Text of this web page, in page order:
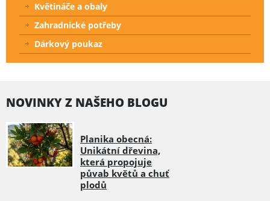
Květináče a obaly
Zahradnické potřeby
Dárkový poukaz
NOVINKY Z NAŠEHO BLOGU
Planika obecná:
Unikátní dřevina,
která propojuje
půvab květů a chuť
plodů